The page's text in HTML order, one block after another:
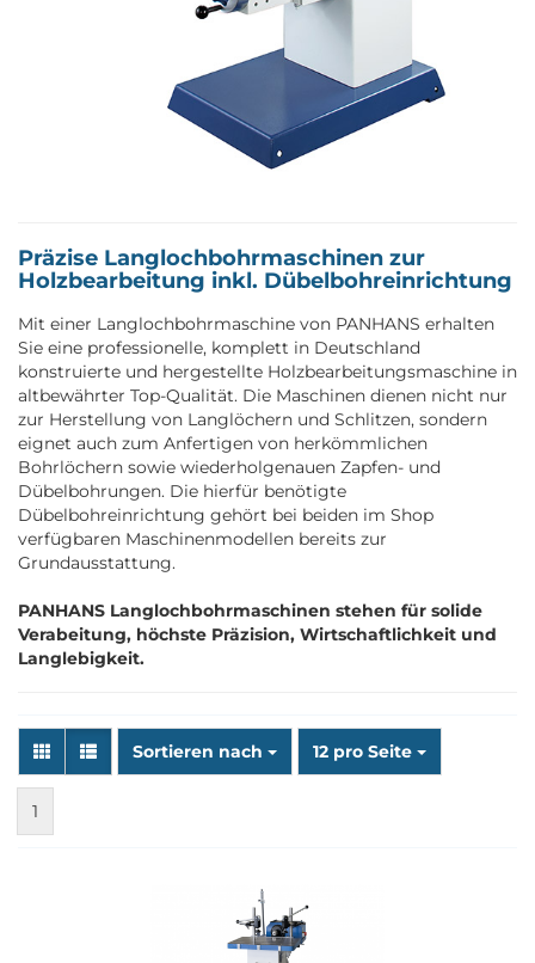
Präzise Langlochbohrmaschinen zur
Holzbearbeitung inkl. Dübelbohreinrichtung
Mit einer Langlochbohrmaschine von PANHANS erhalten
Sie eine professionelle, komplett in Deutschland
konstruierte und hergestellte Holzbearbeitungsmaschine in
altbewährter Top-Qualität. Die Maschinen dienen nicht nur
zur Herstellung von Langlöchern und Schlitzen, sondern
eignet auch zum Anfertigen von herkömmlichen
Bohrlöchern sowie wiederholgenauen Zapfen- und
Dübelbohrungen. Die hierfür benötigte
Dübelbohreinrichtung gehört bei beiden im Shop
verfügbaren Maschinenmodellen bereits zur
Grundausstattung.
PANHANS Langlochbohrmaschinen stehen für solide
Verabeitung, höchste Präzision, Wirtschaftlichkeit und
Langlebigkeit.
Sortieren nach 12 pro Seite
1